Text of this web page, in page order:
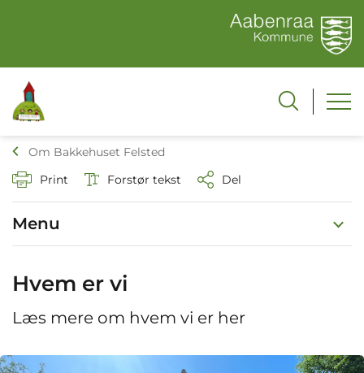
Om Bakkehuset Felsted
Print
Forstør tekst Del
Menu
Hvem er vi
Læs mere om hvem vi er her